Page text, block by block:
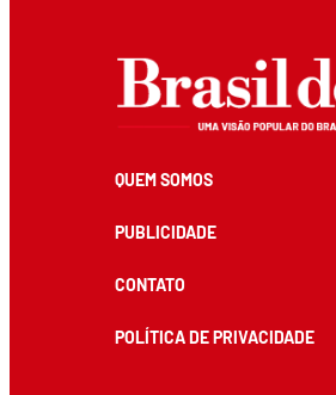
QUEM SOMOS
PUBLICIDADE
CONTATO
POLÍTICA DE PRIVACIDADE